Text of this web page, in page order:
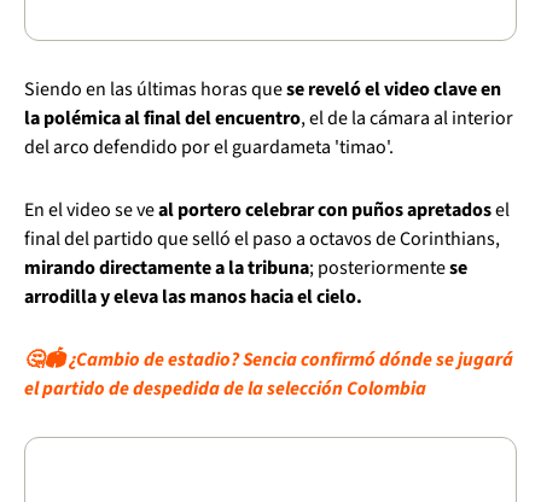
Siendo en las últimas horas quese reveló el video clave en
la polémica al final del encuentro, el de la cámara al interior
del arco defendido por el guardameta 'timao'.
En el video se veal portero celebrar con puños apretadosel
final del partido que selló el paso a octavos de Corinthians,
mirando directamente a la tribuna; posteriormentese
arrodilla y eleva las manos hacia el cielo.
🤔🏟 ¿Cambio de estadio? Sencia confirmó dónde se jugará
el partido de despedida de la selección Colombia